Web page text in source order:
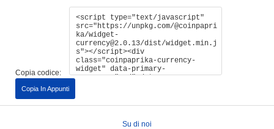
Copia codice:
Copia In Appunti
Su di noi